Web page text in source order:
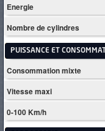
Energie
Nombre de cylindres
PUISSANCE ET
Consommation mixte
Vitesse maxi
0-100 Km/h